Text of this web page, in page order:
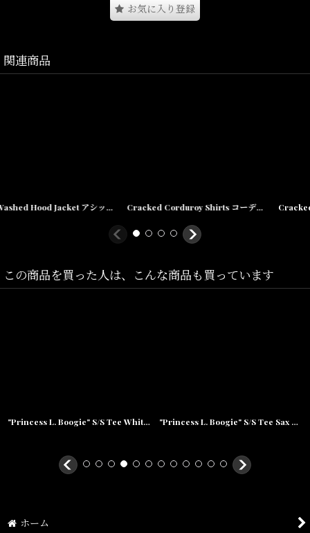
名だたるビッグアーティストと信頼関係に基づいて多くのオフィシ
ーです。
季もオススメの企画です。
Size(サイズ)／
M(着丈:73cm,身幅:52cm,肩幅:48cm,袖丈:66cm)
お気に入り登録
関連商品
Acid Washed Hood Jacket アシッド ウォッシュ デニム フード ジャケット Cracked Corduroy Shirts コーデュロイ シャツ ジャケット
この商品を買った人は、こんな商品も買っています
"Princess L. Boogie" S/S Tee White Sax Blue 半袖 Tシャツ ホワイト サックス ブルー 白 青 Ernie Paniccioli ローリンヒル "Princess L. Boogie" S/S Tee Sax Blue White 半袖 Tシャツ サックス ブルー ホワイト 青 白 Ernie Paniccioli ローリンヒル
ホーム